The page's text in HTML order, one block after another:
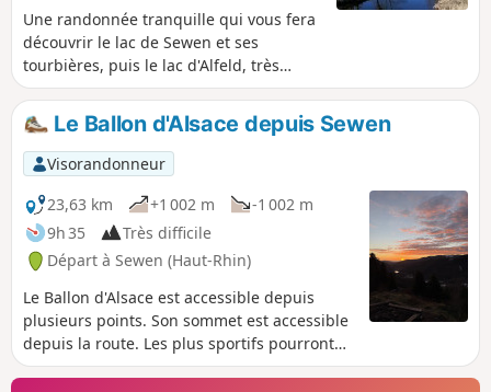
Une randonnée tranquille qui vous fera
découvrir le lac de Sewen et ses
tourbières, puis le lac d'Alfeld, très
différent avec son barrage. Le chemin
est plat jusqu'au pied du barrage, puis
grimpe un peu.
Le Ballon d'Alsace depuis Sewen
Visorandonneur
23,63 km
+1 002 m
-1 002 m
9h 35
Très difficile
Départ à Sewen (Haut-Rhin)
Le Ballon d'Alsace est accessible depuis
plusieurs points. Son sommet est accessible
depuis la route. Les plus sportifs pourront
tenter cette boucle au départ de Sewen, qui